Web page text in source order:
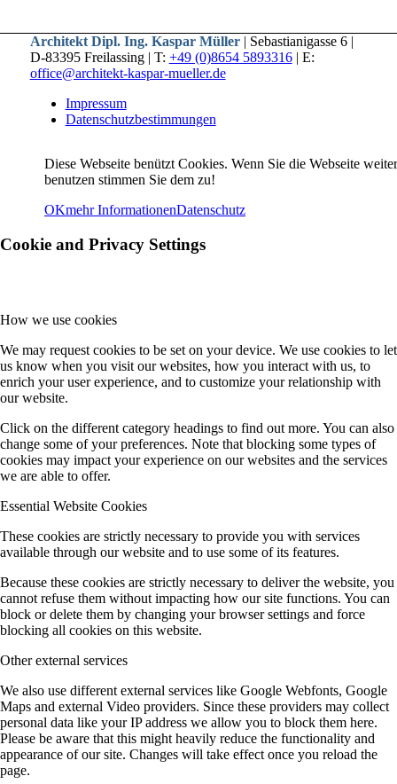
Architekt Dipl. Ing. Kaspar Müller| Sebastianigasse 6 |
D-83395 Freilassing | T: +49 (0)8654 5893316| E:
office@architekt-kaspar-mueller.de
Impressum
Datenschutzbestimmungen
Diese Webseite benützt Cookies. Wenn Sie die Webseite weiter
benutzen stimmen Sie dem zu!
OKmehr InformationenDatenschutz
Cookie and Privacy Settings
How we use cookies
We may request cookies to be set on your device. We use cookies to let
us know when you visit our websites, how you interact with us, to
enrich your user experience, and to customize your relationship with
our website.
Click on the different category headings to find out more. You can also
change some of your preferences. Note that blocking some types of
cookies may impact your experience on our websites and the services
we are able to offer.
Essential Website Cookies
These cookies are strictly necessary to provide you with services
available through our website and to use some of its features.
Because these cookies are strictly necessary to deliver the website, you
cannot refuse them without impacting how our site functions. You can
block or delete them by changing your browser settings and force
blocking all cookies on this website.
Other external services
We also use different external services like Google Webfonts, Google
Maps and external Video providers. Since these providers may collect
personal data like your IP address we allow you to block them here.
Please be aware that this might heavily reduce the functionality and
appearance of our site. Changes will take effect once you reload the
page.